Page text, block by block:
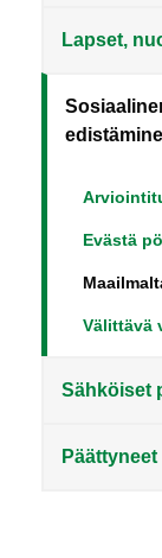
Lapset,
Evästä
Välittävä
Sähköiset